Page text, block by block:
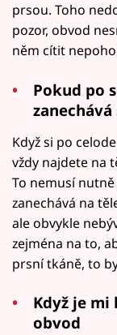
prsou. Toho
pozor, obvod
něm cítit
Pokud po
Když si po
vždy najdete na
To nemusí
zanechává na
ale obvykle
zejména na to,
prsní tkáně, to
Když je mi
obvod